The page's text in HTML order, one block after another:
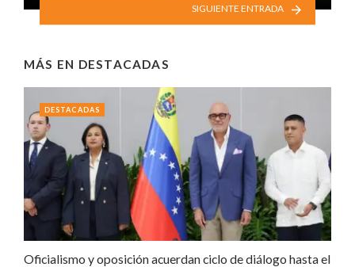
SIGUIENTE ENTRADA
MÁS EN DESTACADAS
Oficialismo y oposición acuerdan ciclo de diálogo hasta el
DESTACADAS